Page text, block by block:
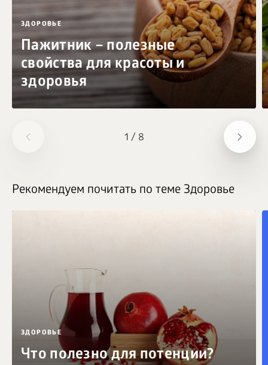
1 / 8
ЗДОРОВЬЕ
Пажитник – полезные
свойства для красоты и
здоровья
Рекомендуем почитать по теме Здоровье
ЗДОРОВЬЕ
Что полезно для потенции?